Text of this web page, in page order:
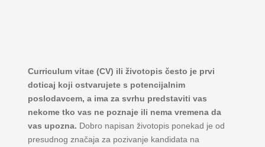
Curriculum vitae (CV) ili životopis često je prvi
doticaj koji ostvarujete s potencijalnim
poslodavcem, a ima za svrhu predstaviti vas
nekome tko vas ne poznaje ili nema vremena da
vas upozna. Dobro napisan životopis ponekad je od
presudnog značaja za pozivanje kandidata na